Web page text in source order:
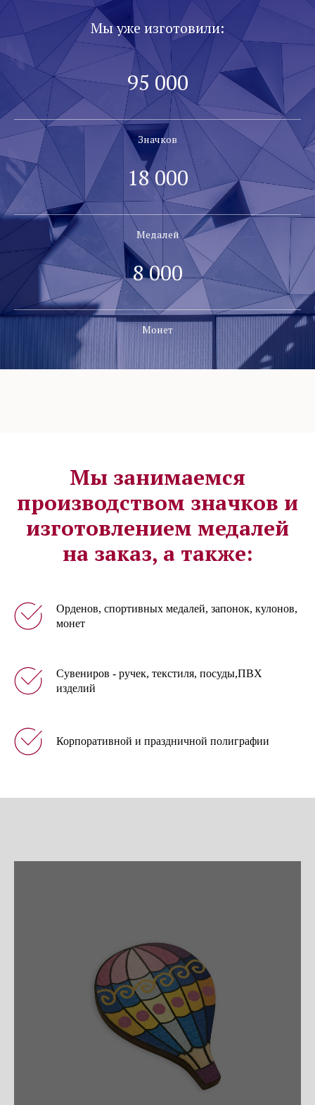
Мы уже изготовили:
95 000
Значков
18 000
Медалей
8 000
Монет
Мы занимаемся
производством значков и
изготовлением медалей
на заказ, а также:
Орденов, спортивных медалей, запонок, кулонов,
монет
Сувениров - ручек, текстиля, посуды,ПВХ
изделий
Корпоративной и праздничной полиграфии